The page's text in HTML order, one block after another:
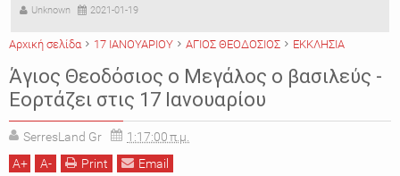
Unknown 2021-01-19
Αρχική σελίδα 17 ΙΑΝΟΥΑΡΙΟΥ ΑΓΙΟΣ ΘΕΟΔΟΣΙΟΣ ΕΚΚΛΗΣΙΑ
Άγιος Θεοδόσιος ο Μεγάλος ο βασιλεύς -
Εορτάζει στις 17 Ιανουαρίου
SerresLand Gr
1:17:00 π.μ.
A+ A- Print Email